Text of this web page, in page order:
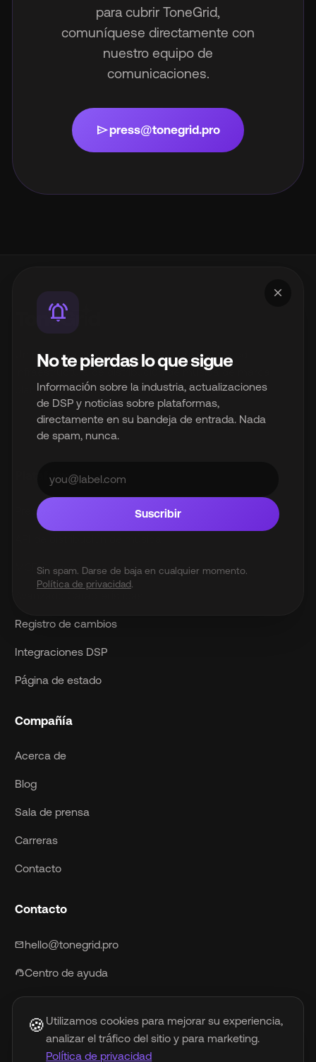
para cubrir ToneGrid,
comuníquese directamente con
nuestro equipo de
comunicaciones.
sendpress@tonegrid.pro
close
notifications_active
No te pierdas lo que sigue
Información sobre la industria, actualizaciones
de DSP y noticias sobre plataformas,
directamente en su bandeja de entrada. Nada
de spam, nunca.
Suscribir
Sin spam. Darse de baja en cualquier momento.
Política de privacidad.
Un producto de InterSpace Distribution Limited.
Infraestructura de distribución de música de marca
blanca para la industria musical moderna.
© 2026 InterSpace Distribution Limited. Todos los derechos
reservados.
Plataforma
Precios
MCP Server
Registro de cambios
Integraciones DSP
Página de estado
Compañía
Acerca de
Blog
Sala de prensa
Carreras
Contacto
Contacto
mailhello@tonegrid.pro
support_agentCentro de ayuda
Política de privacidadTérminos de servicioPolítica antifraude
Política de música de IA
🍪 Utilizamos cookies para mejorar su experiencia,
analizar el tráfico del sitio y para marketing.
Política de privacidad